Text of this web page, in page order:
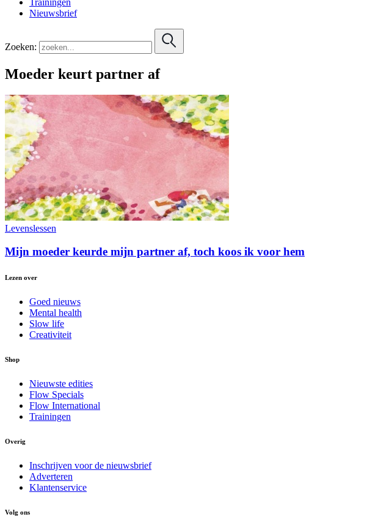
Nieuwsbrief
Zoeken:
Moeder keurt partner af
Levenslessen
Mijn moeder keurde mijn partner af, toch koos ik voor hem
Lezen over
Goed nieuws
Mental health
Slow life
Creativiteit
Shop
Nieuwste edities
Flow Specials
Flow International
Trainingen
Overig
Inschrijven voor de nieuwsbrief
Adverteren
Klantenservice
Volg ons